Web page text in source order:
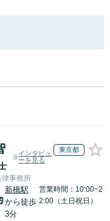
インタビュ
ーを見る
東京都
律事務所
新橋駅
から徒歩
3分
営業時間：10:00~2
2:00（土日祝日）